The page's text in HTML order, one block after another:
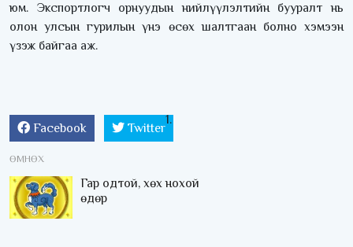
юм. Экспортлогч орнуудын нийлүүлэлтийн бууралт нь
олон улсын гурилын үнэ өсөх шалтгаан болно хэмээн
үзэж байгаа аж.
Facebook Twitter
ӨМНӨХ
Гар одтой, хөх нохой
өдөр